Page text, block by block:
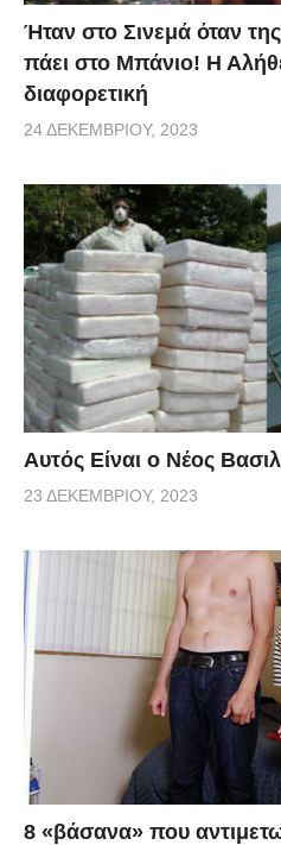
Ήταν στο Σινεμά όταν
πάει στο Μπάνιο! Η
διαφορετική
24 ΔΕΚΕΜΒΡΊΟΥ, 2023
Αυτός Είναι ο Νέος
23 ΔΕΚΕΜΒΡΊΟΥ, 2023
8 «βάσανα» που